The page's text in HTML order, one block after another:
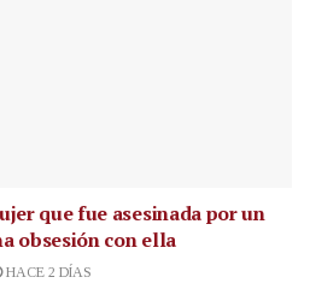
que fue asesinada por un
obsesión con ella
HACE 2 DÍAS